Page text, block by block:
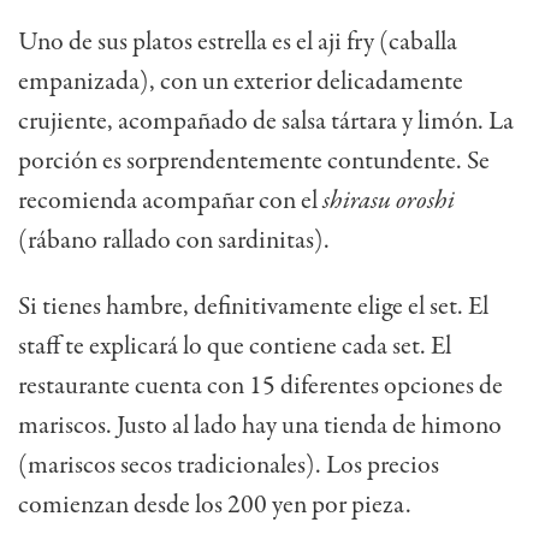
Uno de sus platos estrella es el aji fry (caballa
empanizada), con un exterior delicadamente
crujiente, acompañado de salsa tártara y limón. La
porción es sorprendentemente contundente. Se
recomienda acompañar con elshirasu oroshi
(rábano rallado con sardinitas).
Si tienes hambre, definitivamente elige el set. El
staff te explicará lo que contiene cada set. El
restaurante cuenta con 15 diferentes opciones de
mariscos. Justo al lado hay una tienda de himono
(mariscos secos tradicionales). Los precios
comienzan desde los 200 yen por pieza.